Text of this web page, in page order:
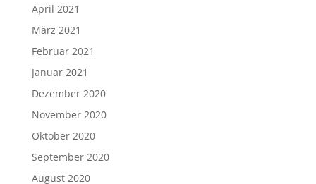
April 2021
März 2021
Februar 2021
Januar 2021
Dezember 2020
November 2020
Oktober 2020
September 2020
August 2020